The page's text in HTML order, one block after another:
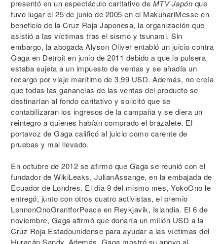
presentó en un espectáculo caritativo de MTV Japón que
tuvo lugar el 25 de junio de 2005 en el MakuhariMesse en
beneficio de la Cruz Roja Japonesa, la organización que
asistió a las víctimas tras el sismo y tsunami. Sin
embargo, la abogada Alyson Oliver entabló un juicio contra
Gaga en Detroit en junio de 2011 debido a que la pulsera
estaba sujeta a un impuesto de ventas y se añadía un
recargo por viaje marítimo de 3,99 USD. Además, no creía
que todas las ganancias de las ventas del producto se
destinarían al fondo caritativo y solicitó que se
contabilizaran los ingresos de la campaña y se diera un
reintegro a quienes habían comprado el brazalete. El
portavoz de Gaga calificó al juicio como carente de
pruebas y mal llevado.
En octubre de 2012 se afirmó que Gaga se reunió con el
fundador de WikiLeaks, JulianAssange, en la embajada de
Ecuador de Londres. El día 9 del mismo mes, YokoOno le
entregó, junto con otros cuatro activistas, el premio
LennonOnoGrantforPeace en Reykjavik, Islandia. El 6 de
noviembre, Gaga afirmó que donaría un millón USD a la
Cruz Roja Estadounidense para ayudar a las víctimas del
Huracán Sandy. Además, Gaga mostró su apoyo al